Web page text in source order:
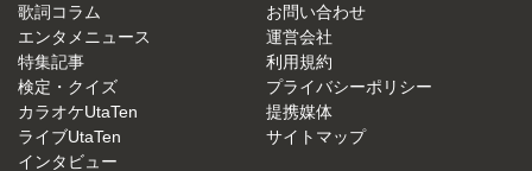
歌詞コラム
エンタメニュース
特集記事
検定・クイズ
カラオケUtaTen
ライブUtaTen
インタビュー
お問い合わせ
運営会社
利用規約
プライバシーポリシー
提携媒体
サイトマップ